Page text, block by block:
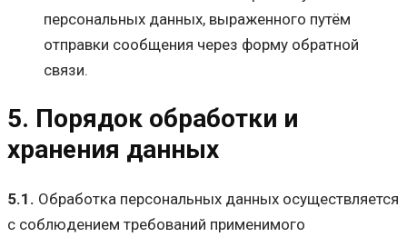
персональных данных, выраженного путём
отправки сообщения через форму обратной
связи.
5. Порядок обработки и
хранения данных
5.1. Обработка персональных данных осуществляется
с соблюдением требований применимого